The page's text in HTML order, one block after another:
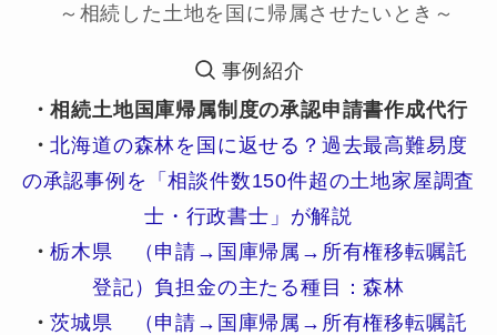
～相続した土地を国に帰属させたいとき～
事例紹介
・相続土地国庫帰属制度の承認申請書作成代行
・北海道の森林を国に返せる？過去最高難易度
の承認事例を「相談件数150件超の土地家屋調査
士・行政書士」が解説
・栃木県 （申請→国庫帰属→所有権移転嘱託
登記）負担金の主たる種目：森林
・茨城県 （申請→国庫帰属→所有権移転嘱託